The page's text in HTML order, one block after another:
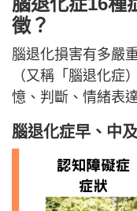
徵？
腦退化損害有多嚴
（又稱「腦退化症
憶、判斷、情緒表
腦退化症早、